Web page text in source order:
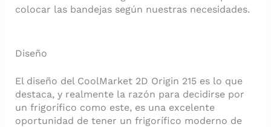
colocar las bandejas según nuestras necesidades.
Diseño
El diseño del CoolMarket 2D Origin 215 es lo que
destaca, y realmente la razón para decidirse por
un frigorífico como este, es una excelente
oportunidad de tener un frigorífico moderno de